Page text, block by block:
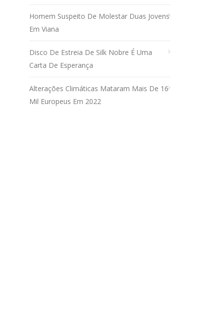
Homem Suspeito De Molestar Duas Jovens
Em Viana
Disco De Estreia De Silk Nobre É Uma
Carta De Esperança
Alterações Climáticas Mataram Mais De 16
Mil Europeus Em 2022